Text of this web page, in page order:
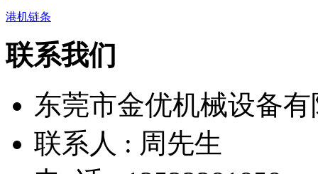
港机链条
联系我们
东莞市金优机械设备
联系人 : 周先生